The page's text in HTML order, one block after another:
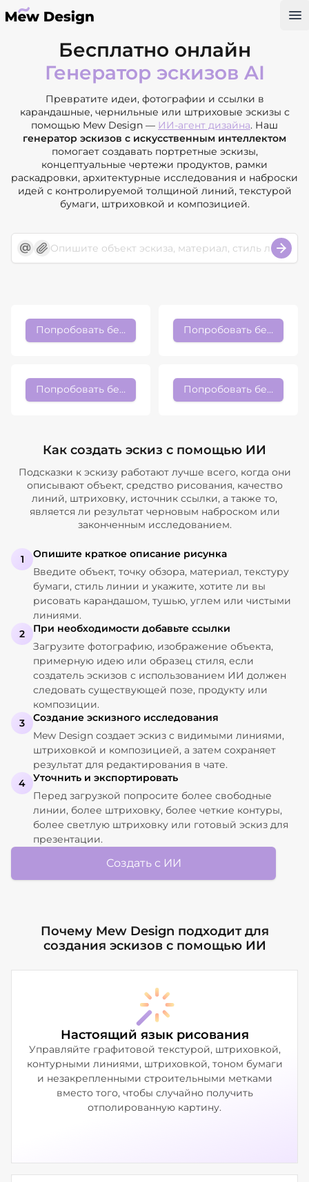
Бесплатно онлайн
Генератор эскизов AI
Превратите идеи, фотографии и ссылки в
карандашные, чернильные или штриховые эскизы с
помощью Mew Design — ИИ-агент дизайна. Наш
генератор эскизов с искусственным интеллектом
помогает создавать портретные эскизы,
концептуальные чертежи продуктов, рамки
раскадровки, архитектурные исследования и наброски
идей с контролируемой толщиной линий, текстурой
бумаги, штриховкой и композицией.
Попробовать бесплатно Попробовать бесплатно
Попробовать бесплатно Попробовать бесплатно
Как создать эскиз с помощью ИИ
Подсказки к эскизу работают лучше всего, когда они
описывают объект, средство рисования, качество
линий, штриховку, источник ссылки, а также то,
является ли результат черновым наброском или
законченным исследованием.
1
Опишите краткое описание рисунка
Введите объект, точку обзора, материал, текстуру
бумаги, стиль линии и укажите, хотите ли вы
рисовать карандашом, тушью, углем или чистыми
линиями.
2
При необходимости добавьте ссылки
Загрузите фотографию, изображение объекта,
примерную идею или образец стиля, если
создатель эскизов с использованием ИИ должен
следовать существующей позе, продукту или
композиции.
3
Создание эскизного исследования
Mew Design создает эскиз с видимыми линиями,
штриховкой и композицией, а затем сохраняет
результат для редактирования в чате.
4
Уточнить и экспортировать
Перед загрузкой попросите более свободные
линии, более штриховку, более четкие контуры,
более светлую штриховку или готовый эскиз для
презентации.
Создать с ИИ
Почему Mew Design подходит для
создания эскизов с помощью ИИ
Настоящий язык рисования
Управляйте графитовой текстурой, штриховкой,
контурными линиями, штриховкой, тоном бумаги
и незакрепленными строительными метками
вместо того, чтобы случайно получить
отполированную картину.